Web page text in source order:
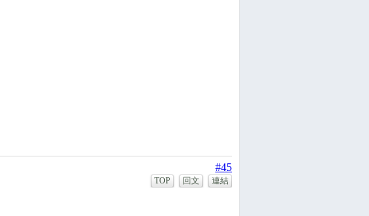
#45
TOP 回文 連結